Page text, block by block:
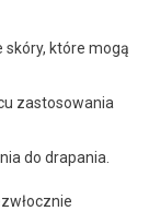
które mogą
zastosowania
do drapania.